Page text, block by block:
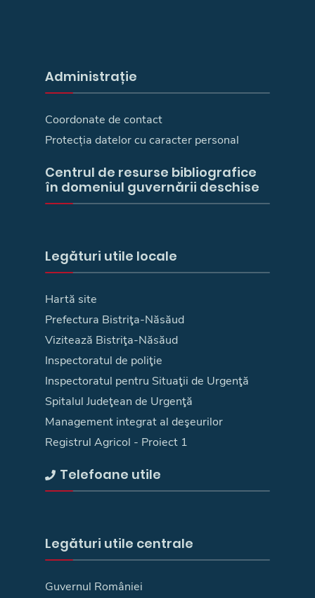
Administrație
Coordonate de contact
Protecția datelor cu caracter personal
Centrul de resurse bibliografice
în domeniul guvernării deschise
Legături utile locale
Hartă site
Prefectura Bistriţa-Năsăud
Vizitează Bistriţa-Năsăud
Inspectoratul de poliţie
Inspectoratul pentru Situaţii de Urgenţă
Spitalul Judeţean de Urgenţă
Management integrat al deşeurilor
Registrul Agricol - Proiect 1
Telefoane utile
Legături utile centrale
Guvernul României